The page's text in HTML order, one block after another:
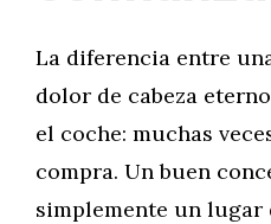
La diferencia entre
dolor de cabeza
el coche: muchas
compra. Un buen
simplemente un lugar